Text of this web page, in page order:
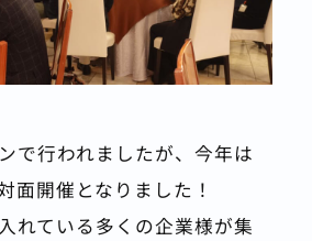
で行われましたが、今年は
面開催となりました！
れている多くの企業様が集